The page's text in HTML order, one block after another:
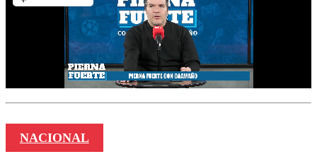
NACIONAL